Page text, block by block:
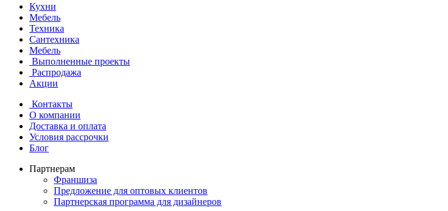
Кухни
Мебель
Техника
Сантехника
Мебель
Выполненные проекты
Распродажа
Акции
Контакты
О компании
Доставка и оплата
Условия рассрочки
Блог
Партнерам
Франшиза
Предложение для оптовых клиентов
Партнерская программа для дизайнеров